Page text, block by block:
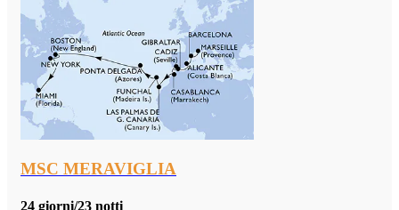
MSC MERAVIGLIA
24 giorni/23 notti